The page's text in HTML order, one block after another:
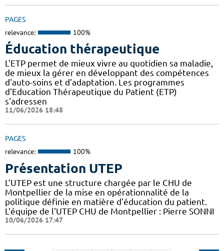
PAGES
relevance: 100%
Éducation thérapeutique
L'ETP permet de mieux vivre au quotidien sa maladie,
de mieux la gérer en développant des compétences
d'auto-soins et d'adaptation. Les programmes
d'Education Thérapeutique du Patient (ETP)
s'adressen
11/06/2026 18:48
PAGES
relevance: 100%
Présentation UTEP
L’UTEP est une structure chargée par le CHU de
Montpellier de la mise en opérationnalité de la
politique définie en matière d'éducation du patient.
L'équipe de l'UTEP CHU de Montpellier : Pierre SONNI
10/06/2026 17:47